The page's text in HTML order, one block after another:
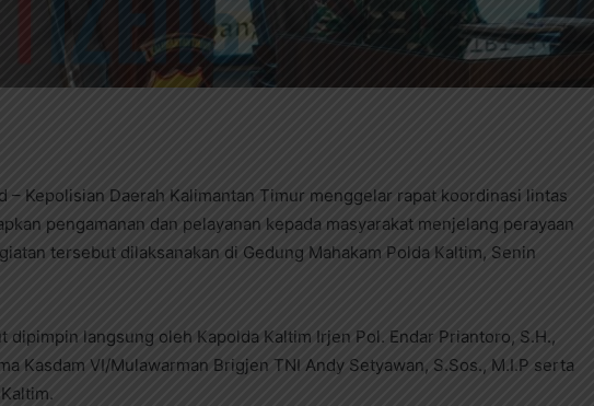
– Kepolisian Daerah Kalimantan Timur menggelar rapat koordinasi lintas
pengamanan dan pelayanan kepada masyarakat menjelang perayaan
tersebut dilaksanakan di Gedung Mahakam Polda Kaltim, Senin
dipimpin langsung oleh Kapolda Kaltim Irjen Pol. Endar Priantoro, S.H.,
Kasdam VI/Mulawarman Brigjen TNI Andy Setyawan, S.Sos., M.I.P serta